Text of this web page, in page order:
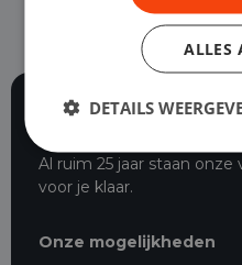
Al ruim 25 jaar staan
voor je klaar.
Onze mogelijkheden
ALLES
DETAILS